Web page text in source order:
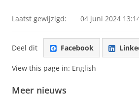
Laatst gewijzigd: 04 juni 2024
Deel dit Facebook
View this page in: English
Meer nieuws